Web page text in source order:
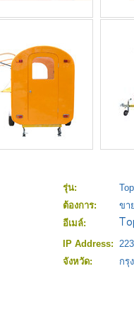
รุ่น:
Top
ต้องการ:
ขา
อีเมล์:
IP Address:
จังหวัด:
กรุ